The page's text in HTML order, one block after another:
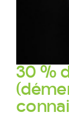
30 %